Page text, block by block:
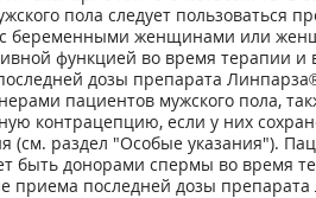
пола следует пользоваться
с беременными женщинами или
функцией во время терапии и
дозы препарата Линпарза
пациентов мужского пола,
контрацепцию, если у них
(см. раздел "Особые указания").
быть донорами спермы во время
приема последней дозы